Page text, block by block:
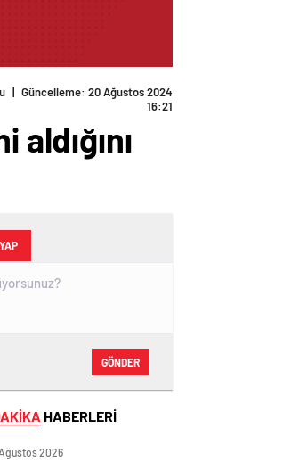
| Güncelleme: 20 Ağustos 2024
16:21
GÖNDER
HABERLERİ
2026